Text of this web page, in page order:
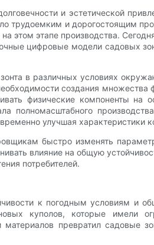
и эстетической
трудоемким и дорогостоящим
этом этапе производства.
цифровые модели садовых
в различных условиях
создания
физические компоненты
полномасштабного
улучшая характеристики
быстро изменять
влияние на общую
потребителей.
к погодным условиям и
куполов, которые имели
материалов превратил